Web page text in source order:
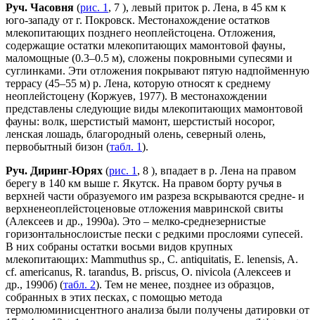
Руч. Часовня (рис. 1 , 7 ), левый приток р. Лена, в 45 км к
юго-западу от г. Покровск. Местонахождение остатков
млекопитающих позднего неоплейстоцена. Отложения,
содержащие остатки млекопитающих мамонтовой фауны,
маломощные (0.3–0.5 м), сложены покровными супесями и
суглинками. Эти отложения покрывают пятую надпойменную
террасу (45–55 м) р. Лена, которую относят к среднему
неоплейстоцену (Коржуев, 1977). В местонахождении
представлены следующие виды млекопитающих мамонтовой
фауны: волк, шерстистый мамонт, шерстистый носорог,
ленская лошадь, благородный олень, северный олень,
первобытный бизон (табл. 1).
Руч. Диринг-Юрях (рис. 1 , 8 ), впадает в р. Лена на правом
берегу в 140 км выше г. Якутск. На правом борту ручья в
верхней части образуемого им разреза вскрываются средне- и
верхненеоплейстоценовые отложения мавринской свиты
(Алексеев и др., 1990a). Это – мелко-среднезернистые
горизонтальнослоистые пески с редкими прослоями супесей.
В них собраны остатки восьми видов крупных
млекопитающих: Mammuthus sp., C. antiquitatis, E. lenensis, A.
cf. americanus, R. tarandus, B. priscus, O. nivicola (Алексеев и
др., 1990б) (табл. 2). Тем не менее, позднее из образцов,
собранных в этих песках, с помощью метода
термолюминисцентного анализа были получены датировки от